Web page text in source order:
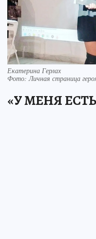
Екатерина Герлах
Фото:Личная страница
«У МЕНЯ